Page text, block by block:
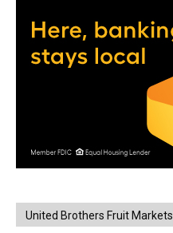
United Brothers Fruit Markets